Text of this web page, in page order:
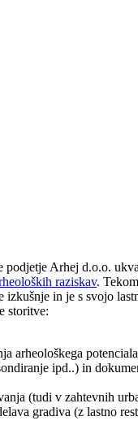
podjetje Arhej d.o.o.
raziskav.
izkušnje in je s svojo
storitve:
arheološkega
ipd..) in
(tudi v zahtevnih
gradiva (z lastno